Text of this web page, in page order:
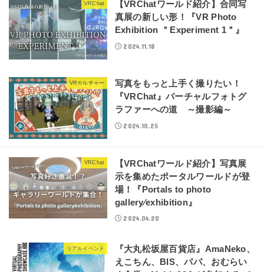
VRChat
【VRChatワールド紹介】合同写
真展の新しい形！『VR Photo
Exhibition ＂Experiment 1＂』
2024.11.18
VRカルチャー
写真をもっと上手く撮りたい！
『VRChat』バーチャルフォトグ
ラファーへの道 ～撮影編～
2024.10.25
VRChat
【VRChatワールド紹介】写真展
示を集めたポータルワールドが登
場！『Portals to photo
gallery⁄exhibition』
2024.04.20
リアルイベント
『大丸松坂屋百貨店』AmaNeko、
えこちん、BIS、パパ、おむらい